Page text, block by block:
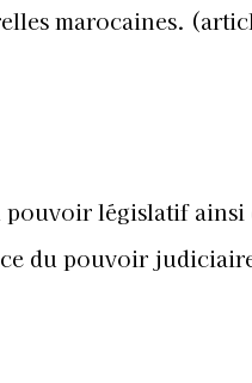
marocaines.
législatif
du pouvoir